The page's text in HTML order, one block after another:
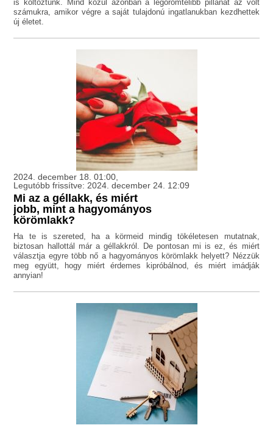
is költöztünk. Mind közül azonban a legörömtelibb pillanat az volt
számukra, amikor végre a saját tulajdonú ingatlanukban kezdhettek
új életet.
2024. december 18. 01:00,
Legutóbb frissítve: 2024. december 24. 12:09
Mi az a géllakk, és miért
jobb, mint a hagyományos
körömlakk?
Ha te is szereted, ha a körmeid mindig tökéletesen mutatnak,
biztosan hallottál már a géllakkról. De pontosan mi is ez, és miért
választja egyre több nő a hagyományos körömlakk helyett? Nézzük
meg együtt, hogy miért érdemes kipróbálnod, és miért imádják
annyian!